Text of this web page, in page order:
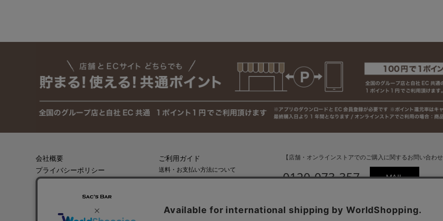
会社概要
プライバシーポリシー
特定商取引法に基づく表記
ご利用ガイド
送料・お支払い方法について
返品・キャンセルについて
実店舗のご案内はこちら(外部)
【店舗・オンラインストアでのご購入に関するお問い合わ
0120-073-357
MAIL